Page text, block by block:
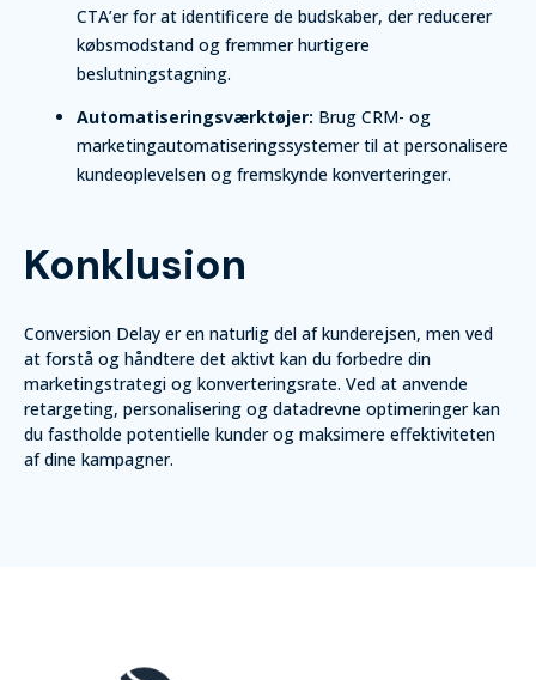
CTA’er for at identificere de budskaber, der reducerer
købsmodstand og fremmer hurtigere
beslutningstagning.
Automatiseringsværktøjer: Brug CRM- og
marketingautomatiseringssystemer til at personalisere
kundeoplevelsen og fremskynde konverteringer.
Konklusion
Conversion Delay er en naturlig del af kunderejsen, men ved
at forstå og håndtere det aktivt kan du forbedre din
marketingstrategi og konverteringsrate. Ved at anvende
retargeting, personalisering og datadrevne optimeringer kan
du fastholde potentielle kunder og maksimere effektiviteten
af dine kampagner.